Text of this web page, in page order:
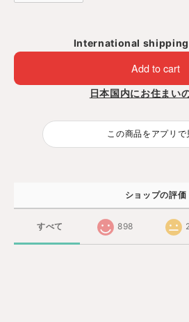
International
Add to cart
日本国内にお住まい
この商品をアプリで
ショップの評価
すべて 898